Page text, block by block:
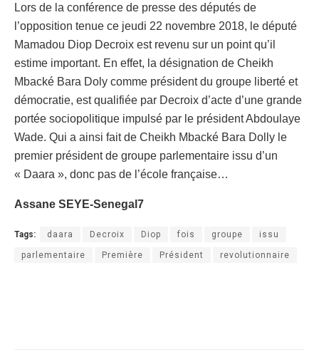
Lors de la conférence de presse des députés de
l’opposition tenue ce jeudi 22 novembre 2018, le député
Mamadou Diop Decroix est revenu sur un point qu’il
estime important. En effet, la désignation de Cheikh
Mbacké Bara Doly comme président du groupe liberté et
démocratie, est qualifiée par Decroix d’acte d’une grande
portée sociopolitique impulsé par le président Abdoulaye
Wade. Qui a ainsi fait de Cheikh Mbacké Bara Dolly le
premier président de groupe parlementaire issu d’un
« Daara », donc pas de l’école française…
Assane SEYE-Senegal7
Tags: daara Decroix Diop fois groupe issu
parlementaire Première Président revolutionnaire